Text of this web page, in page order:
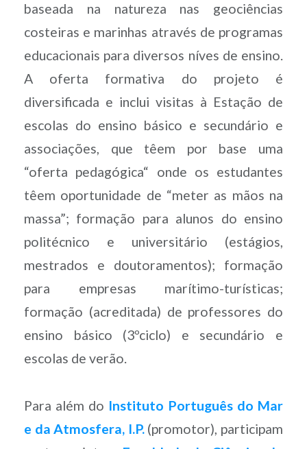
baseada na natureza nas geociências
costeiras e marinhas através de programas
educacionais para diversos níves de ensino.
A oferta formativa do projeto é
diversificada e inclui visitas à Estação de
escolas do ensino básico e secundário e
associações, que têem por base uma
“oferta pedagógica“ onde os estudantes
têem oportunidade de “meter as mãos na
massa”; formação para alunos do ensino
politécnico e universitário (estágios,
mestrados e doutoramentos); formação
para empresas marítimo-turísticas;
formação (acreditada) de professores do
ensino básico (3ºciclo) e secundário e
escolas de verão.
Para além do Instituto Português do Mar
e da Atmosfera, I.P.(promotor), participam